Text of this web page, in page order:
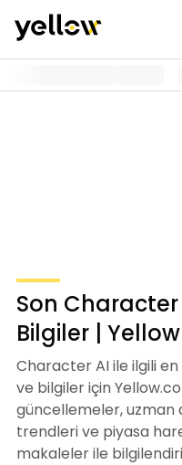
Son
Bilgiler | Yellow
Character AI ile ilgili
ve bilgiler için
güncellemeler, uzman
trendleri ve piyasa
makaleler ile